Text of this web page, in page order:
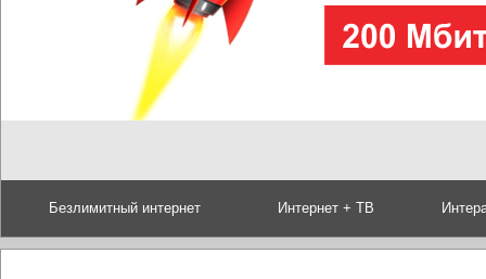
Безлимитный интернет Интернет + ТВ